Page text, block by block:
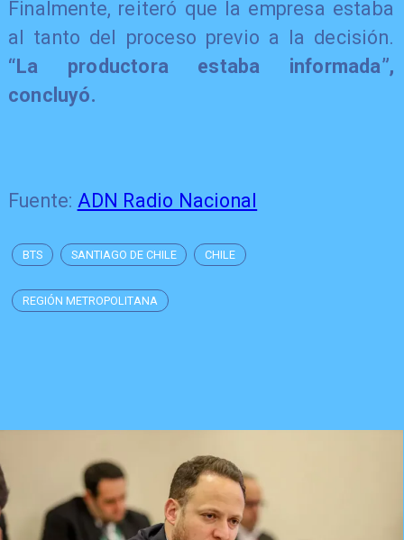
Finalmente, reiteró que la empresa estaba
al tanto del proceso previo a la decisión.
“La productora estaba informada”,
concluyó.
Fuente: ADN Radio Nacional
BTS SANTIAGO DE CHILE CHILE
REGIÓN METROPOLITANA